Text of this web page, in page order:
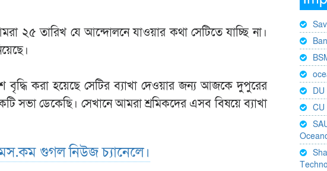
২৫ তারিখ যে আন্দোলনে যাওয়ার কথা সেটিতে যাচ্ছি না।
করা হয়েছে সেটির ব্যাখা দেওয়ার জন্য আজকে দুপুরের
সভা ডেকেছি। সেখানে আমরা শ্রমিকদের এসব বিষয়ে ব্যাখা
গুগল নিউজ চ্যানেলে।
CU